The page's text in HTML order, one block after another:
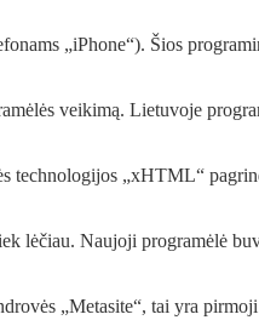
„iPhone“). Šios
veikimą. Lietuvoje
technologijos „xHTML“
lėčiau. Naujoji programėlė
„Metasite“, tai yra